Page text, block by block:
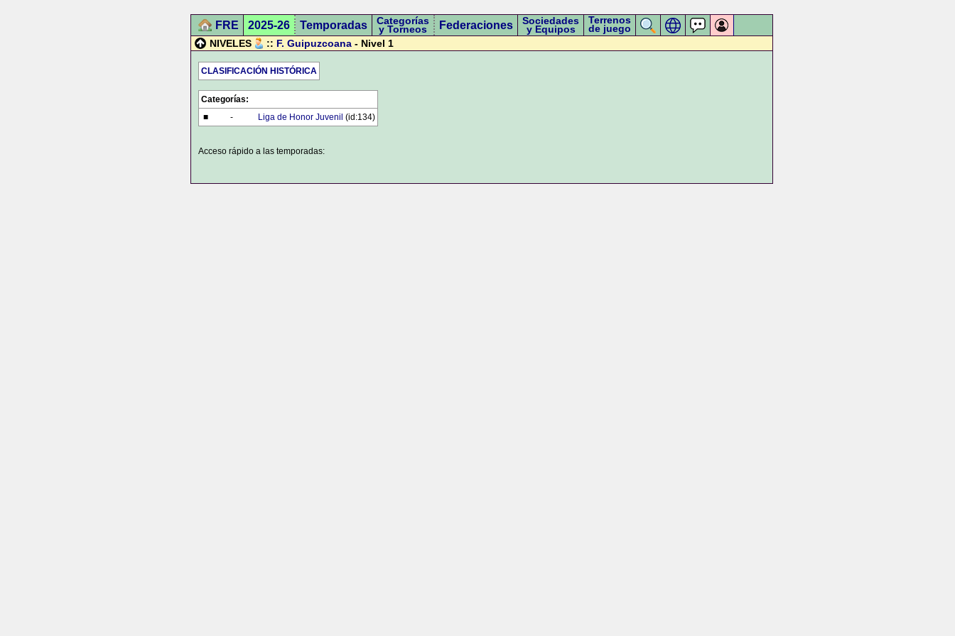
FRE 2025-26 Temporadas Categorías
y Torneos Federaciones Sociedades
y Equipos
Terrenos
de juego
NIVELES
:: F. Guipuzcoana - Nivel 1
CLASIFICACIÓN HISTÓRICA
Categorías:
■
- Liga de Honor Juvenil (id:134)
Acceso rápido a las temporadas: